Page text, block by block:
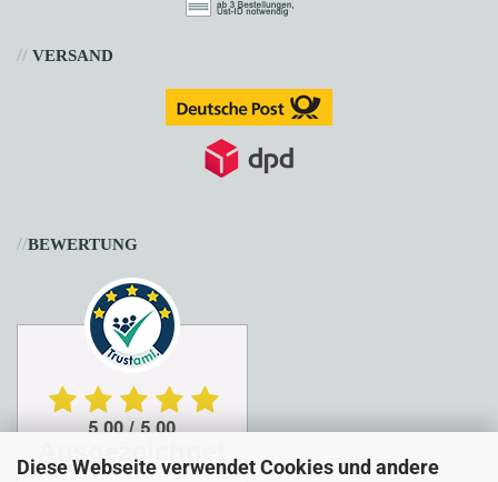
Diese Webseite verwendet Cookies und andere
// VERSAND
//BEWERTUNG